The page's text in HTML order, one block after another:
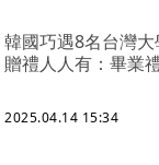
韓國巧遇8名台灣
贈禮人人有：畢業
2025.04.14 15:34